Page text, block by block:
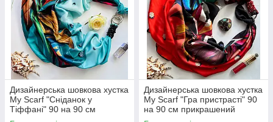
Дизайнерська шовкова хустка
My Scarf "Сніданок у
Тіффані" 90 на 90 см
прикрашений натуральною
Дизайнерська шовкова хустка
My Scarf "Гра пристрасті" 90
на 90 см прикрашений
натуральним коралом